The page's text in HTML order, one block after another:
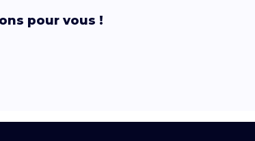
pour vous !